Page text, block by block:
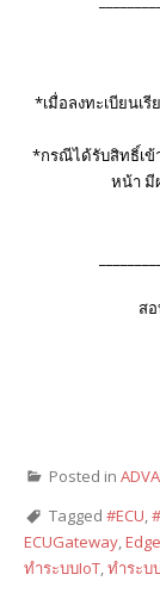
*เมื่อลงทะเบียนเ
*กรณีได้รับสิทธิ์เข้
หน้า มี
ส
Posted in
Tagged #ECU,
ECUGateway,
ทำระบบIoT,ทำระบ